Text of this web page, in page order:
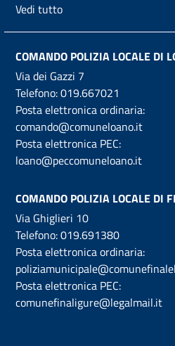
Vedi tutto
COMANDO POLIZIA LOCALE DI
Via dei Gazzi 7
Telefono:019.667021
Posta elettronica ordinaria:
comando@comuneloano.it
Posta elettronica PEC:
loano@peccomuneloano.it
COMANDO POLIZIA LOCALE DI
Via Ghiglieri 10
Telefono:019.691380
Posta elettronica ordinaria:
Posta elettronica PEC:
comunefinaligure@legalmail.it